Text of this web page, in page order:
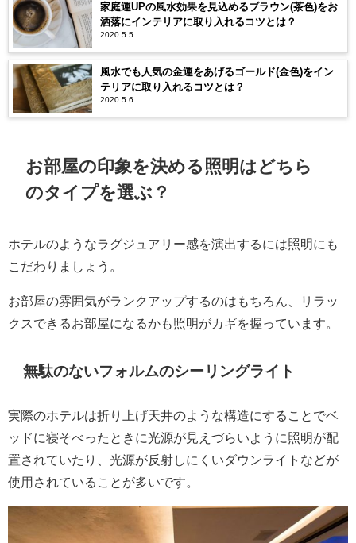
家庭運UPの風水効果を見込めるブラウン(茶色)をお
洒落にインテリアに取り入れるコツとは？
2020.5.5
風水でも人気の金運をあげるゴールド(金色)をイン
テリアに取り入れるコツとは？
2020.5.6
お部屋の印象を決める照明はどちら
のタイプを選ぶ？
ホテルのようなラグジュアリー感を演出するには照明にも
こだわりましょう。
お部屋の雰囲気がランクアップするのはもちろん、リラッ
クスできるお部屋になるかも照明がカギを握っています。
無駄のないフォルムのシーリングライト
実際のホテルは折り上げ天井のような構造にすることでベ
ッドに寝そべったときに光源が見えづらいように照明が配
置されていたり、光源が反射しにくいダウンライトなどが
使用されていることが多いです。